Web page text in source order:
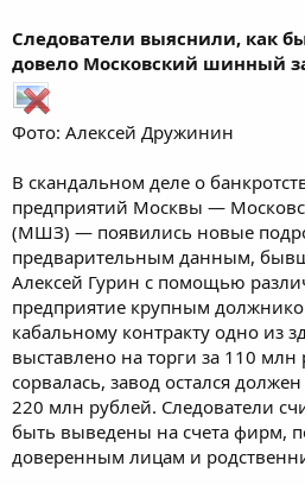
Следователи выяснили, как
довело Московский шинный
Фото: Алексей Дружинин
В скандальном деле о
предприятий Москвы —
(МШЗ) — появились новые
предварительным данным,
Алексей Гурин с помощью
предприятие крупным
кабальному контракту одно
выставлено на торги за 110 млн
сорвалась, завод остался
220 млн рублей. Следователи
быть выведены на счета фирм,
доверенным лицам и